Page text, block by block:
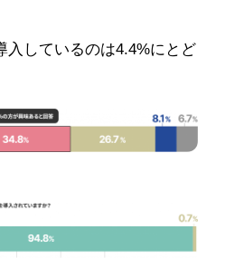
入しているのは4.4%にとど